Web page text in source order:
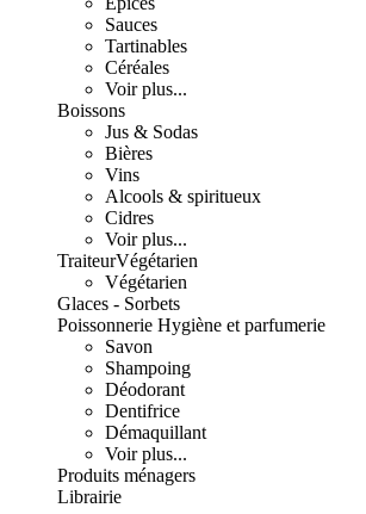
Sauces
Tartinables
Céréales
Voir plus...
Boissons
Jus & Sodas
Bières
Vins
Alcools & spiritueux
Cidres
Voir plus...
TraiteurVégétarien
Végétarien
Glaces - Sorbets
Poissonnerie Hygiène et parfumerie
Savon
Shampoing
Déodorant
Dentifrice
Démaquillant
Voir plus...
Produits ménagers
Librairie